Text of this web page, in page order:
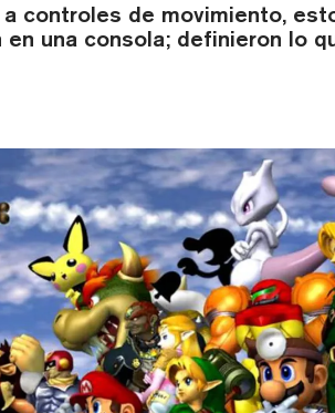
a controles de movimiento,
una consola; definieron lo